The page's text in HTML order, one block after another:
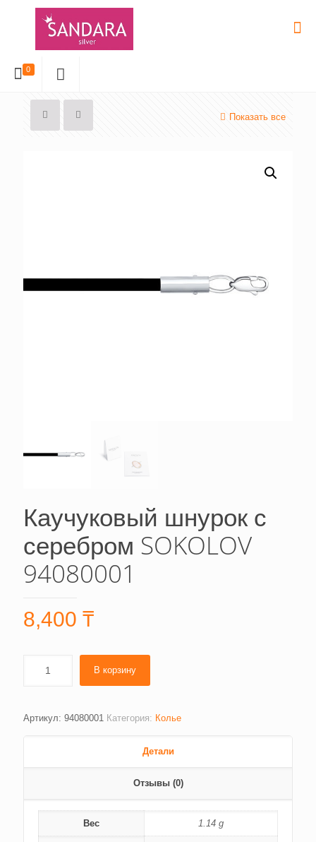
0
Показать все
Каучуковый шнурок с
серебром SOKOLOV
94080001
8,400 ₸
В корзину
Артикул: 94080001 Категория: Колье
Детали
Отзывы (0)
Вес 1.14 g